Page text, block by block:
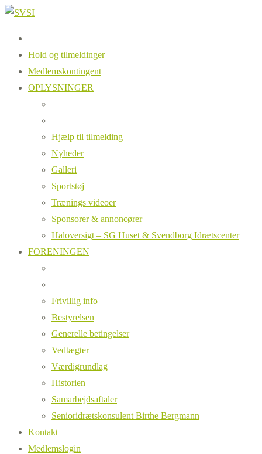
Hold og tilmeldinger
Medlemskontingent
OPLYSNINGER
Hjælp til tilmelding
Nyheder
Galleri
Sportstøj
Trænings videoer
Sponsorer & annoncører
Haloversigt – SG Huset & Svendborg Idrætscenter
FORENINGEN
Frivillig info
Bestyrelsen
Generelle betingelser
Vedtægter
Værdigrundlag
Historien
Samarbejdsaftaler
Senioridrætskonsulent Birthe Bergmann
Kontakt
Medlemslogin